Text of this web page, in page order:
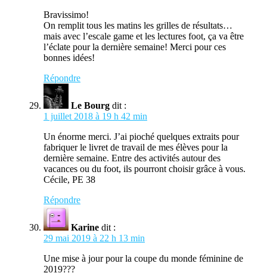
Bravissimo!
On remplit tous les matins les grilles de résultats…
mais avec l’escale game et les lectures foot, ça va être
l’éclate pour la dernière semaine! Merci pour ces
bonnes idées!
Répondre
Le Bourg dit :
1 juillet 2018 à 19 h 42 min
Un énorme merci. J’ai pioché quelques extraits pour
fabriquer le livret de travail de mes élèves pour la
dernière semaine. Entre des activités autour des
vacances ou du foot, ils pourront choisir grâce à vous.
Cécile, PE 38
Répondre
Karine dit :
29 mai 2019 à 22 h 13 min
Une mise à jour pour la coupe du monde féminine de
2019???